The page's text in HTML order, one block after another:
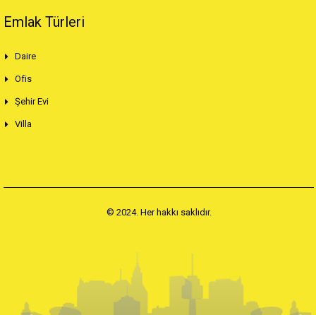
Emlak Türleri
Daire
Ofis
Şehir Evi
Villa
© 2024. Her hakkı saklıdır.